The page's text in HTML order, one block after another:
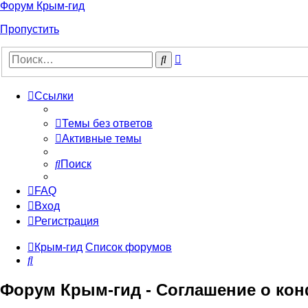
Форум Крым-гид
Пропустить
Поиск
Ссылки
Темы без ответов
Активные темы
Поиск
FAQ
Вход
Регистрация
Крым-гид Список форумов
Поиск
Форум Крым-гид - Соглашение о